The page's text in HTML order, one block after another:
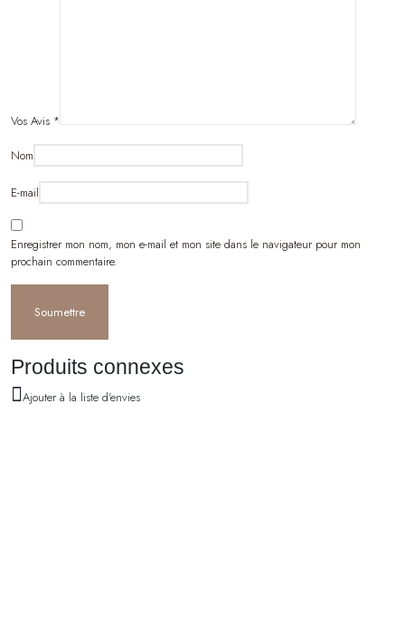
Vos Avis *
Nom
E-mail
Enregistrer mon nom, mon e-mail et mon site dans le navigateur pour mon
prochain commentaire.
Produits connexes
Ajouter à la liste d'envies